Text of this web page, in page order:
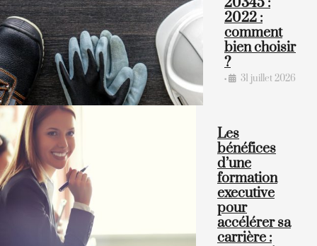
2022 :
comment
bien choisir
?
• 31 juillet 2026
Les
bénéfices
d’une
formation
executive
pour
accélérer sa
carrière :